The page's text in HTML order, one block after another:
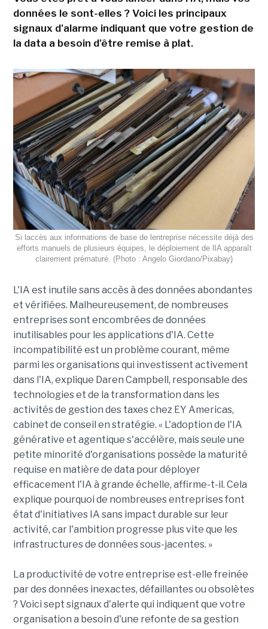
données le sont-elles ? Voici les principaux
signaux d'alarme indiquant que votre gestion de
la data a besoin d'être remise à plat.
Si laccès aux informations de base de lentreprise nécessite déjà des
efforts manuels de plusieurs équipes, le déploiement de lIA apparaît
clairement prématuré. (Photo : Angelo Giordano/Pixabay)
L'IA est inutile sans accès à des données abondantes
et vérifiées. Malheureusement, de nombreuses
entreprises sont encombrées de données
inutilisables pour les applications d'IA. Cette
incompatibilité est un problème courant, même
parmi les organisations qui investissent activement
dans l'IA, explique Daren Campbell, responsable des
technologies et de la transformation dans les
activités de gestion des taxes chez EY Americas,
cabinet de conseil en stratégie. « L'adoption de l'IA
générative et agentique s'accélère, mais seule une
petite minorité d'organisations possède la maturité
requise en matière de data pour déployer
efficacement l'IA à grande échelle, affirme-t-il. Cela
explique pourquoi de nombreuses entreprises font
état d'initiatives IA sans impact durable sur leur
activité, car l'ambition progresse plus vite que les
infrastructures de données sous-jacentes. »
La productivité de votre entreprise est-elle freinée
par des données inexactes, défaillantes ou obsolètes
? Voici sept signaux d'alerte qui indiquent que votre
organisation a besoin d'une refonte de sa gestion